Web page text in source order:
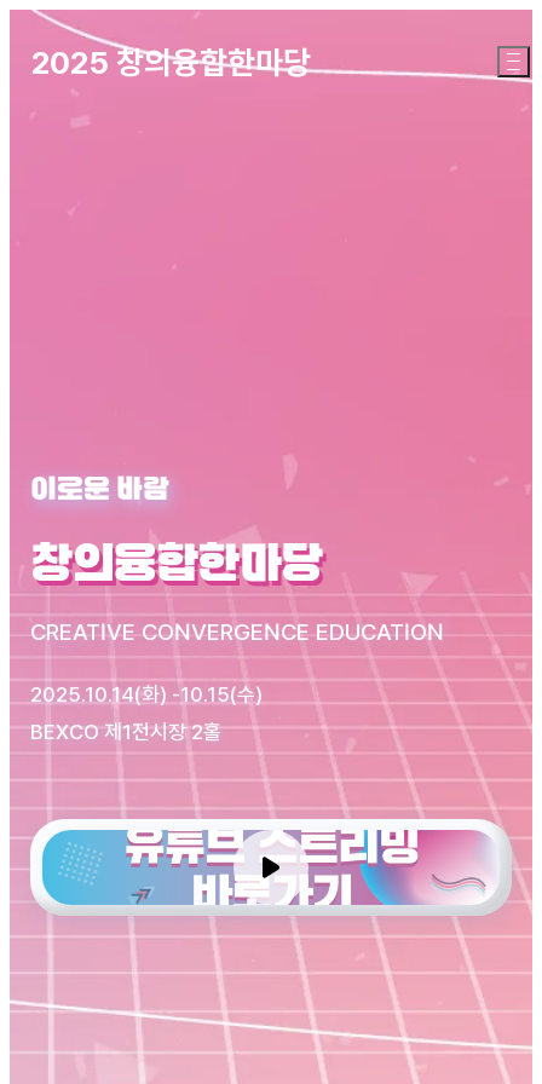
2025 창의융합한마당
이로운 바람
창의융합한마당
CREATIVE CONVERGENCE EDUCATION
2025.10.14(화) -10.15(수)
BEXCO 제1전시장 2홀